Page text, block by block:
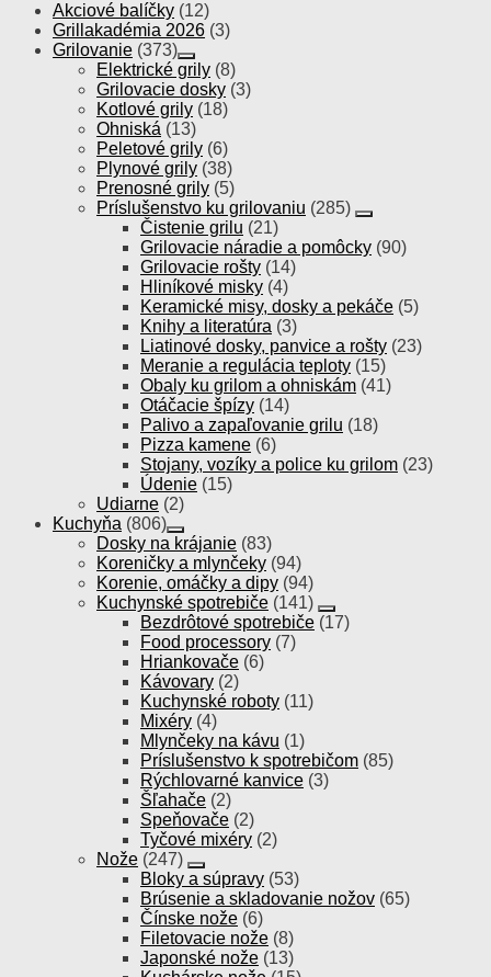
Akciové balíčky (12)
Grillakadémia 2026 (3)
Grilovanie (373)
Elektrické grily (8)
Grilovacie dosky (3)
Kotlové grily (18)
Ohniská (13)
Peletové grily (6)
Plynové grily (38)
Prenosné grily (5)
Príslušenstvo ku grilovaniu (285)
Čistenie grilu (21)
Grilovacie náradie a pomôcky (90)
Grilovacie rošty (14)
Hliníkové misky (4)
Keramické misy, dosky a pekáče (5)
Knihy a literatúra (3)
Liatinové dosky, panvice a rošty (23)
Meranie a regulácia teploty (15)
Obaly ku grilom a ohniskám (41)
Otáčacie špízy (14)
Palivo a zapaľovanie grilu (18)
Pizza kamene (6)
Stojany, vozíky a police ku grilom (23)
Údenie (15)
Udiarne (2)
Kuchyňa (806)
Dosky na krájanie (83)
Koreničky a mlynčeky (94)
Korenie, omáčky a dipy (94)
Kuchynské spotrebiče (141)
Bezdrôtové spotrebiče (17)
Food processory (7)
Hriankovače (6)
Kávovary (2)
Kuchynské roboty (11)
Mixéry (4)
Mlynčeky na kávu (1)
Príslušenstvo k spotrebičom (85)
Rýchlovarné kanvice (3)
Šľahače (2)
Speňovače (2)
Tyčové mixéry (2)
Nože (247)
Bloky a súpravy (53)
Brúsenie a skladovanie nožov (65)
Čínske nože (6)
Filetovacie nože (8)
Japonské nože (13)